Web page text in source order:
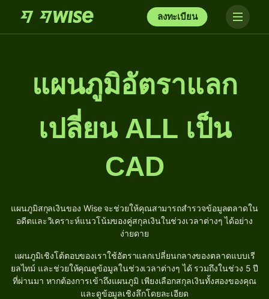
ลงทะเบียน
แผนภูมิอัตราแลก
เปลี่ยน ALL เป็น
CAD
แผนภูมิสกุลเงินของ Wise จะช่วยให้คุณสามารถสำรวจข้อมูลตลาดใน
อดีตและวิเคราะห์แนวโน้มของคู่สกุลเงินในช่วงเวลาต่างๆ ได้อย่าง
ง่ายดาย
แผนภูมิเชิงโต้ตอบของเราใช้อัตราแลกเปลี่ยนกลางของตลาดแบบเรี
ยลไทม์ และช่วยให้คุณดูข้อมูลในช่วงเวลาต่างๆ ได้ รวมถึงในช่วง 5 ปี
ที่ผ่านมา หากต้องการเข้าถึงแผนภูมิ เพียงเลือกสกุลเงินทั้งสองของคุณ
และดูข้อมูลเชิงลึกโดยละเอียด